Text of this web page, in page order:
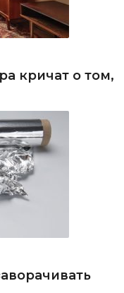
кричат о том,